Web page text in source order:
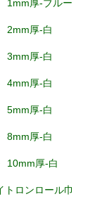
1mm厚-ブルー
2mm厚-白
3mm厚-白
4mm厚-白
5mm厚-白
8mm厚-白
10mm厚-白
トロンロール巾